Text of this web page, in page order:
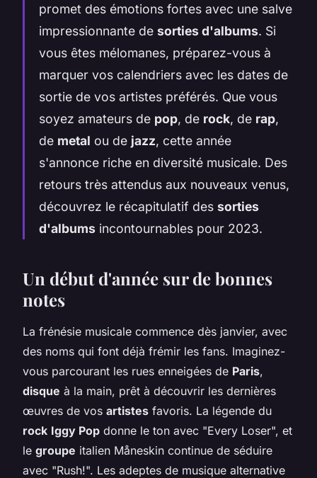
promet des émotions fortes avec une salve
impressionnante de sorties d'albums. Si
vous êtes mélomanes, préparez-vous à
marquer vos calendriers avec les dates de
sortie de vos artistes préférés. Que vous
soyez amateurs de pop, de rock, de rap,
de metal ou de jazz, cette année
s'annonce riche en diversité musicale. Des
retours très attendus aux nouveaux venus,
découvrez le récapitulatif des sorties
d'albums incontournables pour 2023.
Un début d'année sur de bonnes
notes
La frénésie musicale commence dès janvier, avec
des noms qui font déjà frémir les fans. Imaginez-
vous parcourant les rues enneigées de Paris,
disque à la main, prêt à découvrir les dernières
œuvres de vos artistes favoris. La légende du
rock Iggy Pop donne le ton avec "Every Loser", et
le groupe italien Måneskin continue de séduire
avec "Rush!". Les adeptes de musique alternative